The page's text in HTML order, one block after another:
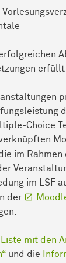
Choice
im Rahmen
im LSF
der
„Liste mit den
und die